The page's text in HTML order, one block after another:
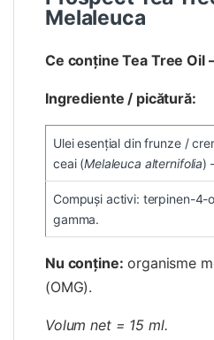
Melaleuca
Ce conține Tea Tree Oil
Ingrediente / picătură:
Ulei esențial din frunze /
ceai (Melaleuca alternifolia)
Compuși activi: terpinen-4-
gamma.
Nu conține: organisme
(OMG).
Volum net = 15 ml.